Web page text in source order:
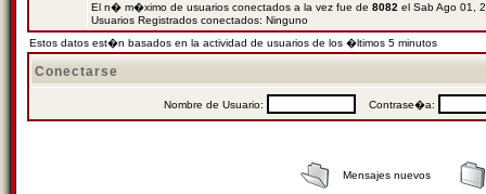
El n� m�ximo de usuarios conectados a la vez fue de 8082 el Sab Ago 01,
Usuarios Registrados conectados: Ninguno
Estos datos est�n basados en la actividad de usuarios de los �ltimos 5 minutos
Conectarse
Nombre de Usuario: Contrase�a:
Mensajes nuevos